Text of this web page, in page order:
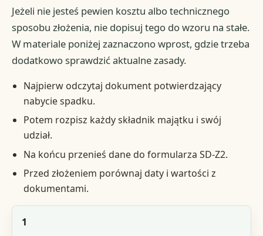
Jeżeli nie jesteś pewien kosztu albo technicznego
sposobu złożenia, nie dopisuj tego do wzoru na stałe.
W materiale poniżej zaznaczono wprost, gdzie trzeba
dodatkowo sprawdzić aktualne zasady.
Najpierw odczytaj dokument potwierdzający
nabycie spadku.
Potem rozpisz każdy składnik majątku i swój
udział.
Na końcu przenieś dane do formularza SD-Z2.
Przed złożeniem porównaj daty i wartości z
dokumentami.
Krok
1